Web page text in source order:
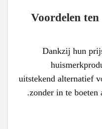
Voordelen
Dankzij hun
uitstekend alternatief
zonder in te